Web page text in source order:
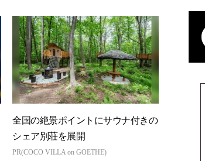
全国の絶景ポイントにサウナ付きの
シェア別荘を展開
PR(COCO VILLA on GOETHE)